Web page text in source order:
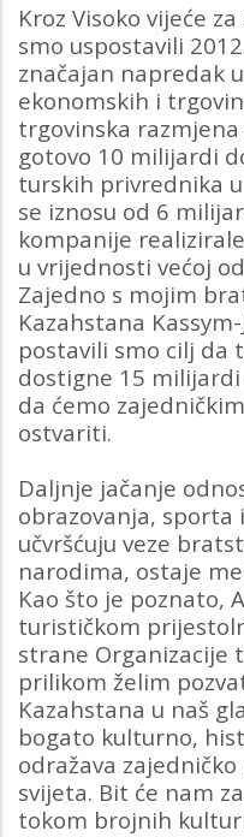
Kroz Visoko vijeće
smo uspostavili
značajan napredak
ekonomskih i
trgovinska
gotovo 10 milijardi
turskih privrednika
se iznosu od 6
kompanije
u vrijednosti većoj
Zajedno s mojim
Kazahstana
postavili smo cilj da
dostigne 15
da ćemo
ostvariti.
Daljnje jačanje
obrazovanja,
učvršćuju veze
narodima, ostaje
Kao što je poznato,
turističkom
strane Organizacije
prilikom želim
Kazahstana u naš
bogato kulturno,
odražava
svijeta. Bit će nam
tokom brojnih